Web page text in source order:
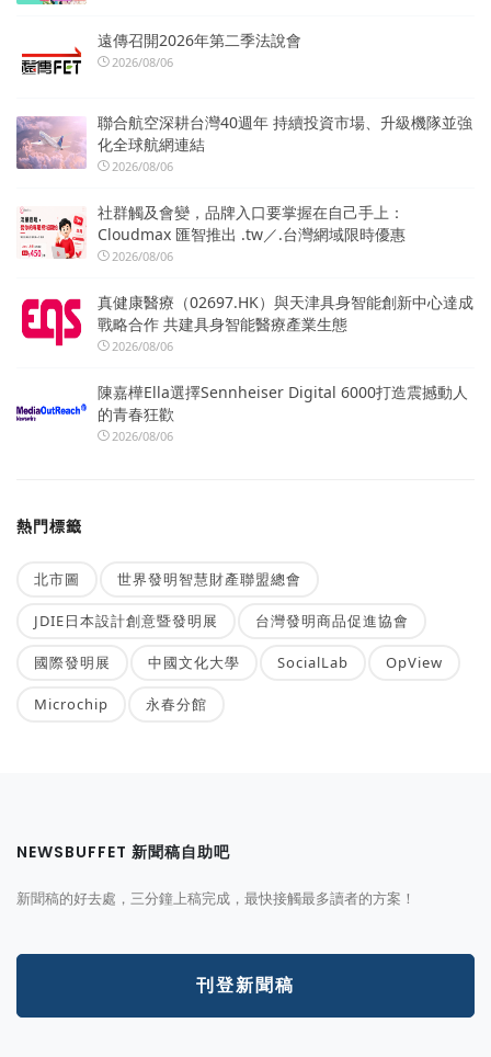
遠傳召開2026年第二季法說會
2026/08/06
聯合航空深耕台灣40週年 持續投資市場、升級機隊並強
化全球航網連結
2026/08/06
社群觸及會變，品牌入口要掌握在自己手上：
Cloudmax 匯智推出 .tw／.台灣網域限時優惠
2026/08/06
真健康醫療（02697.HK）與天津具身智能創新中心達成
戰略合作 共建具身智能醫療產業生態
2026/08/06
陳嘉樺Ella選擇Sennheiser Digital 6000打造震撼動人
的青春狂歡
2026/08/06
熱門標籤
北市圖 世界發明智慧財產聯盟總會
JDIE日本設計創意暨發明展 台灣發明商品促進協會
國際發明展 中國文化大學 SocialLab OpView
Microchip 永春分館
NEWSBUFFET 新聞稿自助吧
新聞稿的好去處，三分鐘上稿完成，最快接觸最多讀者的方案！
刊登新聞稿